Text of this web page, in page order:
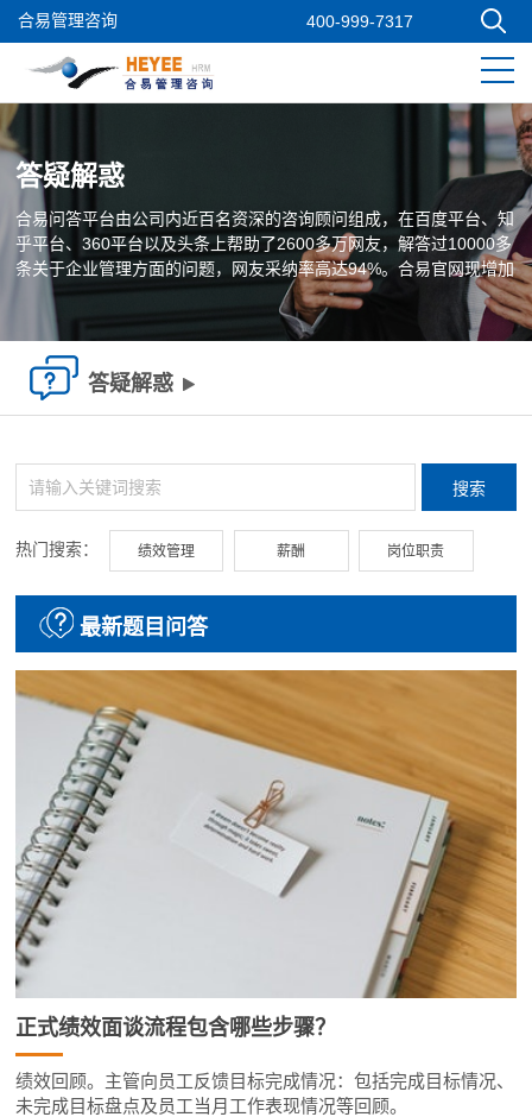
合易管理咨询 400-999-7317
答疑解惑
合易问答平台由公司内近百名资深的咨询顾问组成，在百度平台、知
乎平台、360平台以及头条上帮助了2600多万网友，解答过10000多
条关于企业管理方面的问题，网友采纳率高达94%。合易官网现增加
问答平台，并将持续地提供企业管理问题解答服务，欢迎您在线提
答疑解惑
搜索
热门搜索： 绩效管理 薪酬 岗位职责
最新题目问答
正式绩效面谈流程包含哪些步骤？
绩效回顾。主管向员工反馈目标完成情况：包括完成目标情况、
未完成目标盘点及员工当月工作表现情况等回顾。